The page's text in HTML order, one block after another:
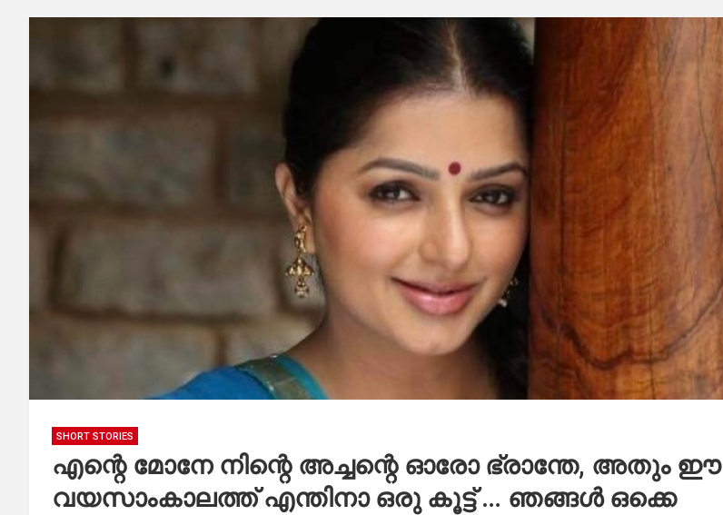
SHORT STORIES
എന്റെ മോനേ നിന്റെ അച്ചന്റെ ഓരോ ഭ്രാന്തേ, അതും ഈ
വയസാംകാലത്ത് എന്തിനാ ഒരു കൂട്ട് … ഞങ്ങൾ ഒക്കെ